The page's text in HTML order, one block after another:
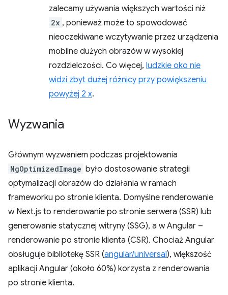
zalecamy używania większych wartości niż
2x , ponieważ może to spowodować
nieoczekiwane wczytywanie przez urządzenia
mobilne dużych obrazów w wysokiej
rozdzielczości. Co więcej, ludzkie oko nie
widzi zbyt dużej różnicy przy powiększeniu
powyżej 2 x.
Wyzwania
Głównym wyzwaniem podczas projektowania
NgOptimizedImage było dostosowanie strategii
optymalizacji obrazów do działania w ramach
frameworku po stronie klienta. Domyślne renderowanie
w Next.js to renderowanie po stronie serwera (SSR) lub
generowanie statycznej witryny (SSG), a w Angular –
renderowanie po stronie klienta (CSR). Chociaż Angular
obsługuje bibliotekę SSR (angular/universal), większość
aplikacji Angular (około 60%) korzysta z renderowania
po stronie klienta.